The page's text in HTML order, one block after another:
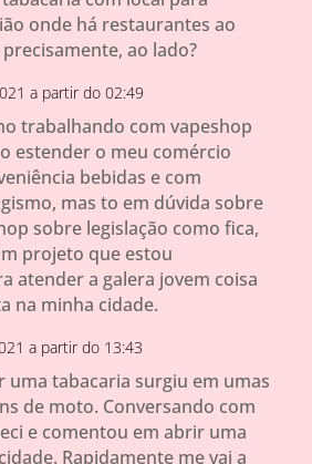
onde há restaurantes ao
ao lado?
a partir do 02:49
trabalhando com vapeshop
estender o meu comércio
bebidas e com
mas to em dúvida sobre
sobre legislação como fica,
projeto que estou
atender a galera jovem coisa
na minha cidade.
a partir do 13:43
uma tabacaria surgiu em umas
de moto. Conversando com
e comentou em abrir uma
Rapidamente me vai a